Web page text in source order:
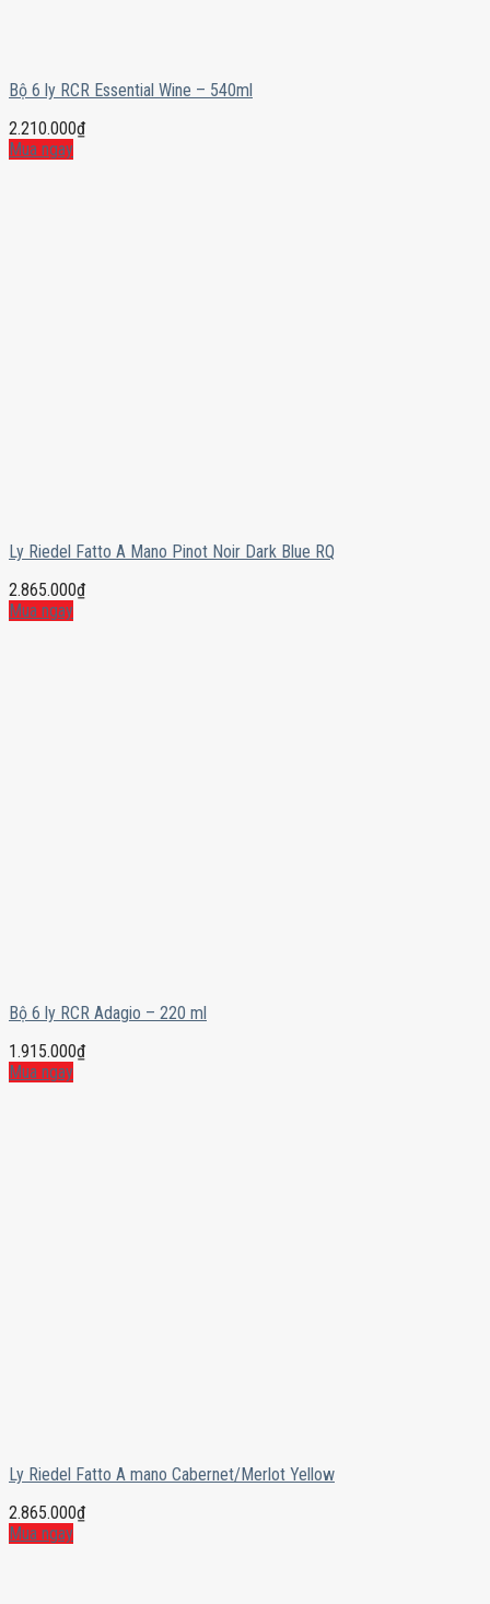
Bộ 6 ly RCR Essential Wine – 540ml
2.210.000₫
Mua ngay
Ly Riedel Fatto A Mano Pinot Noir Dark Blue RQ
2.865.000₫
Mua ngay
Bộ 6 ly RCR Adagio – 220 ml
1.915.000₫
Mua ngay
Ly Riedel Fatto A mano Cabernet/Merlot Yellow
2.865.000₫
Mua ngay